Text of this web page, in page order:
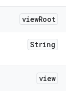
viewRoot
String
view